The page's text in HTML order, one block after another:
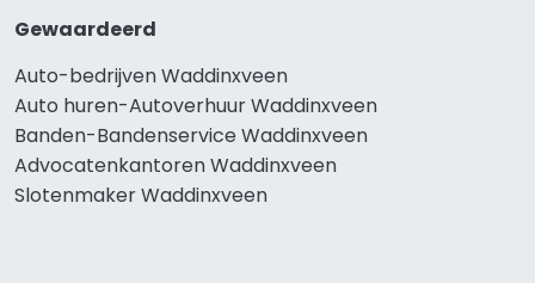
Gewaardeerd
Auto-bedrijven Waddinxveen
Auto huren-Autoverhuur Waddinxveen
Banden-Bandenservice Waddinxveen
Advocatenkantoren Waddinxveen
Slotenmaker Waddinxveen